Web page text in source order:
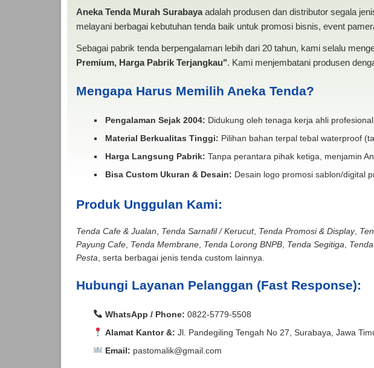
Aneka Tenda Murah Surabayaadalah produsen dan distributor segala
melayani berbagai kebutuhan tenda baik untuk promosi bisnis, event
Sebagai pabrik tenda berpengalaman lebih dari 20 tahun, kami selalu
Premium, Harga Pabrik Terjangkau". Kami menjembatani produsen
Mengapa Harus Memilih Aneka Tenda?
Pengalaman Sejak 2004: Didukung oleh tenaga kerja ahli
Material Berkualitas Tinggi: Pilihan bahan terpal tebal waterproof
Harga Langsung Pabrik: Tanpa perantara pihak ketiga, menjamin
Bisa Custom Ukuran & Desain: Desain logo promosi sablon/digital
Produk Unggulan Kami:
Tenda Cafe & Jualan Tenda Sarnafil / Kerucut, Tenda Promosi & Display,
Payung Cafe, Tenda Membrane, Tenda Lorong BNPB, Tenda Segitiga
Pesta , serta berbagai jenis tenda custom lainnya.
Hubungi Layanan Pelanggan (Fast Response):
WhatsApp / Phone: 0822-5779-5508
Alamat Kantor &: Jl. Pandegiling Tengah No 27, Surabaya, Jawa
Email: pastomalik@gmail.com